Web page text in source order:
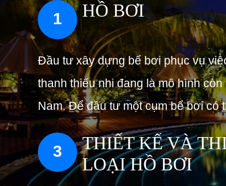
1 HỒ BƠI
Đầu tư xây dựng bể bơi phục vụ
thanh thiếu nhi đang là mô hình còn
Nam. Để đầu tư một cụm bể bơi có
3
THIẾT KẾ VÀ
LOẠI HỒ BƠI